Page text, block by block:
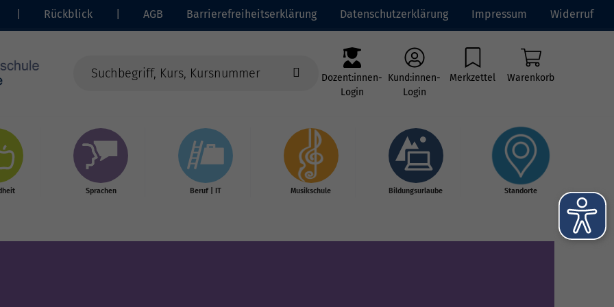
Rückblick AGB Barrierefreiheitserklärung Datenschutzerklärung Impressum Widerruf
Dozent:innen-
Login
Kund:innen-
Login
Merkzettel Warenkorb
Sprachen Beruf | IT Musikschule Bildungsurlaube Standorte